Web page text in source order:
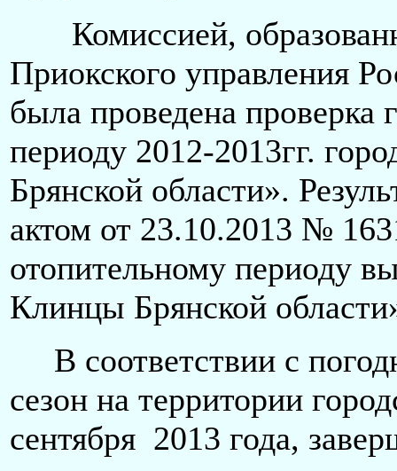
Комиссией,
Приокского управления
была проведена проверка
периоду 2012-2013гг.
Брянской области».
актом от 23.10.2013 №
отопительному периоду
Клинцы Брянской
В соответствии с
сезон на территории
сентября 2013 года,